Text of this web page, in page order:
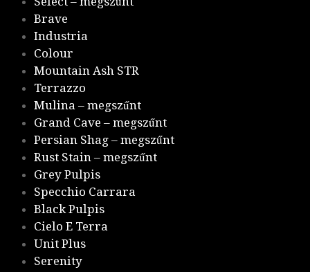
Brave
Industria
Colour
Mountain Ash STR
Terrazzo
Mulina – megszűnt
Grand Cave – megszűnt
Persian Shag – megszűnt
Rust Stain – megszűnt
Grey Pulpis
Specchio Carrara
Black Pulpis
Cielo E Terra
Unit Plus
Serenity